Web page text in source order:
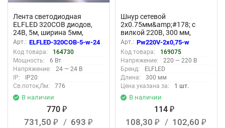
Лента светодиодная
ELFLED 320COB диодов,
24В, 5м, ширина 5мм,
белый 6500-7000К
Арт.: ELFLED-320COB-5-w-24
Код товара:
164730
Мощность:
6 Вт
Напряжение:
24 — 24 В
IP:
IP20
Св.поток,Лм:
776
В наличии
770 ₽
731,50 ₽ / 693 ₽
Шнур сетевой
2х0.75мм&amp;#178; с
вилкой 220В, 300 мм,
белый
Арт.: Pw220V-2x0,75-w
Код товара:
169075
Напряжение:
220 — 220 В
Бренд:
ELFLED
Длина:
300 мм
Цена указана за:
1 шт.
В наличии
114 ₽
108,30 ₽ / 102,60 ₽